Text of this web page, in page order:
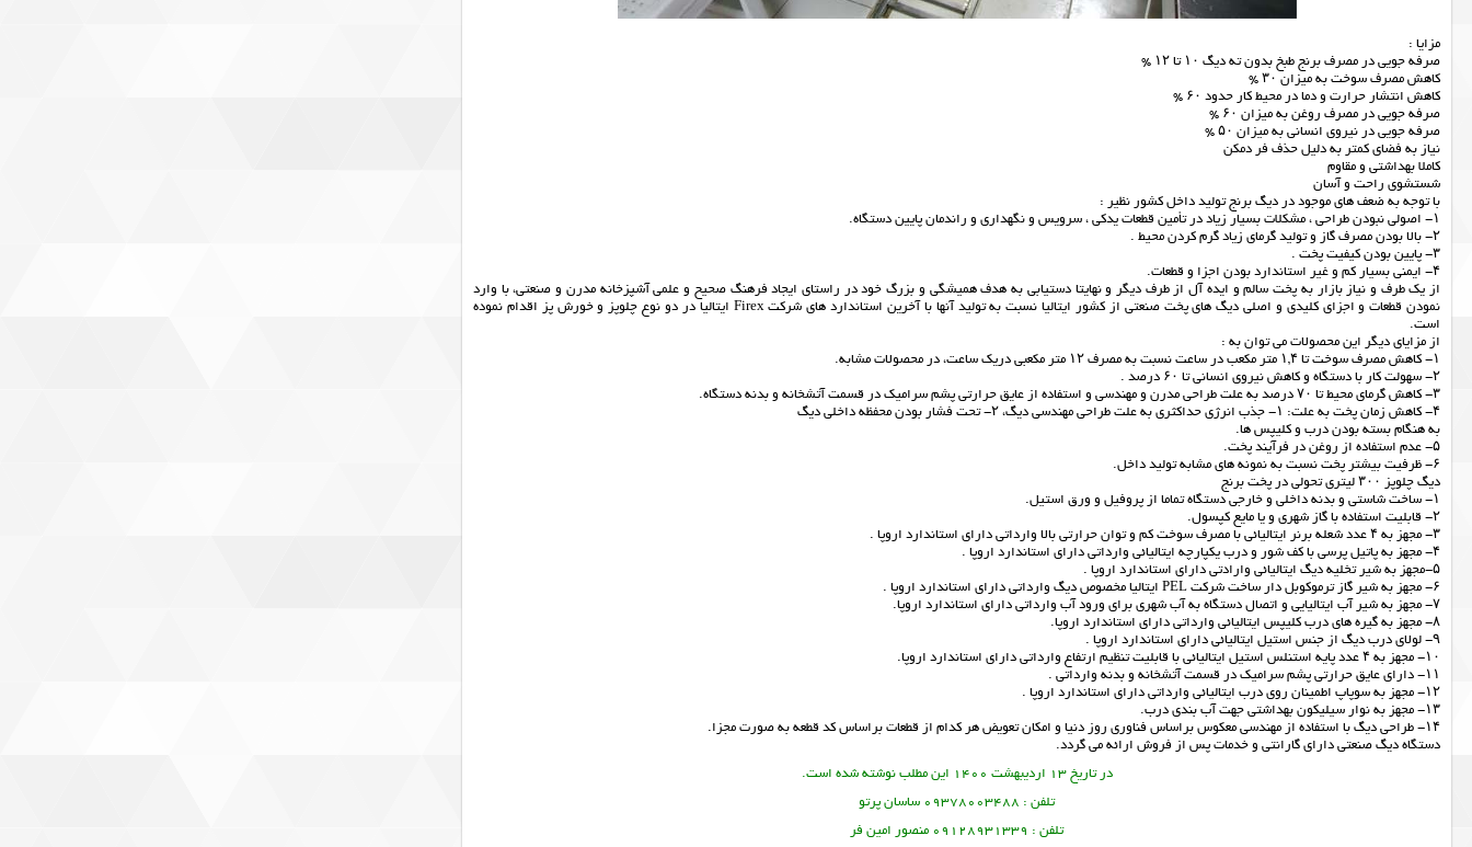
مزایا :
صرفه جويي در مصرف برنج طبخ بدون ته ديگ ۱۰ تا ۱۲ %
كاهش مصرف سوخت به ميزان ۳۰ %
كاهش انتشار حرارت و دما در محيط كار حدود ۶۰ %
صرفه جويي در مصرف روغن به ميزان ۶۰ %
صرفه جويي در نيروي انساني به ميزان ۵۰ %
نياز به فضاي كمتر به دليل حذف فر دمكن
كاملا بهداشتي و مقاوم
شستشوي راحت و آسان
با توجه به ضعف های موجود در ديگ برنج توليد داخل كشور نظير :
۱- اصولى نبودن طراحى ، مشكلات بسيار زياد در تأمين قطعات يدكي ، سرويس و نگهدارى و راندمان پايين دستگاه.
۲- بالا بودن مصرف گاز و توليد گرماى زياد گرم كردن محيط .
۳- پايين بودن كيفيت پخت .
۴- ايمنى بسيار كم و غير استاندارد بودن اجزا و قطعات.
از يك طرف و نياز بازار به پخت سالم و ايده آل از طرف ديگر و نهايتا دستيابى به هدف هميشگى و بزرگ خود در راستاى ايجاد فرهنگ صحيح و علمى آشپزخانه مدرن و صنعتى، با وارد
نمودن قطعات و اجزاى كليدى و اصلى ديگ هاى پخت صنعتى از كشور ايتاليا نسبت به توليد آنها با آخرين استاندارد هاى شركت Firex ايتاليا در دو نوع چلوپز و خورش پز اقدام نموده
است.
از مزاياى ديگر اين محصولات مى توان به :
۱- كاهش مصرف سوخت تا ۱,۴ متر مكعب در ساعت نسبت به مصرف ۱۲ متر مكعبى دريك ساعت، در محصولات مشابه.
۲- سهولت كار با دستگاه و كاهش نيروى انسانى تا ۶۰ درصد .
۳- كاهش گرماى محيط تا ۷۰ درصد به علت طراحى مدرن و مهندسى و استفاده از عايق حرارتى پشم سراميك در قسمت آتشخانه و بدنه دستگاه.
۴- كاهش زمان پخت به علت: ۱- جذب انرژى حداكثرى به علت طراحى مهندسى ديگ، ۲- تحت فشار بودن محفظه داخلى ديگ
به هنگام بسته بودن درب و كليپس ها.
۵- عدم استفاده از روغن در فرآيند پخت.
۶- ظرفيت بيشتر پخت نسبت به نمونه هاي مشابه توليد داخل.
ديگ چلوپز ۳۰۰ ليترى تحولى در پخت برنج
۱- ساخت شاستى و بدنه داخلى و خارجى دستگاه تماما از پروفيل و ورق استيل.
۲- قابليت استفاده با گاز شهرى و يا مايع كپسول.
۳- مجهز به ۴ عدد شعله برنر ايتاليائى با مصرف سوخت كم و توان حرارتى بالا وارداتى داراى استاندارد اروپا .
۴- مجهز به پاتيل پرسى با كف شور و درب يكپارچه ايتاليائى وارداتى داراى استاندارد اروپا .
۵-مجهز به شير تخليه ديگ ايتاليائى وارادتى داراى استاندارد اروپا .
۶- مجهز به شير گاز ترموكوبل دار ساخت شركت PEL ايتاليا مخصوص ديگ وارداتى داراى استاندارد اروپا .
۷- مجهز به شير آب ايتاليايى و اتصال دستگاه به آب شهرى براى ورود آب وارداتى داراى استاندارد اروپا.
۸- مجهز به گيره هاى درب كليپس ايتاليائى وارداتى داراى استاندارد اروپا.
۹- لولاى درب ديگ از جنس استيل ايتاليائى داراى استاندارد اروپا .
۱۰- مجهز به ۴ عدد پايه استنلس استيل ايتاليائى با قابليت تنظيم ارتفاع وارداتى داراى استاندارد اروپا.
۱۱- داراى عايق حرارتى پشم سراميك در قسمت آتشخانه و بدنه وارداتى .
۱۲- مجهز به سوپاپ اطمينان روى درب ايتاليائى وارداتى داراى استاندارد اروپا .
۱۳- مجهز به نوار سيليكون بهداشتى جهت آب بندى درب.
۱۴- طراحى ديگ با استفاده از مهندسى معكوس براساس فناورى روز دنيا و امكان تعويض هر كدام از قطعات براساس كد قطعه به صورت مجزا.
دستگاهدیگ صنعتیدارای گارانتی و خدمات پس از فروش ارائه می گردد.
در تاریخ 13 اردیبهشت 1400 این مطلب نوشته شده است.
تلفن : 09378003488 ساسان پرتو
تلفن : 09128931339 منصور امین فر